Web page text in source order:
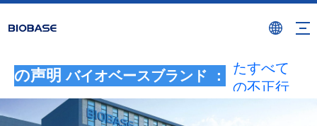
の声明バイオベースブランド ：
BIOBASE
ブランド
たすべて
の不正行
為は、違